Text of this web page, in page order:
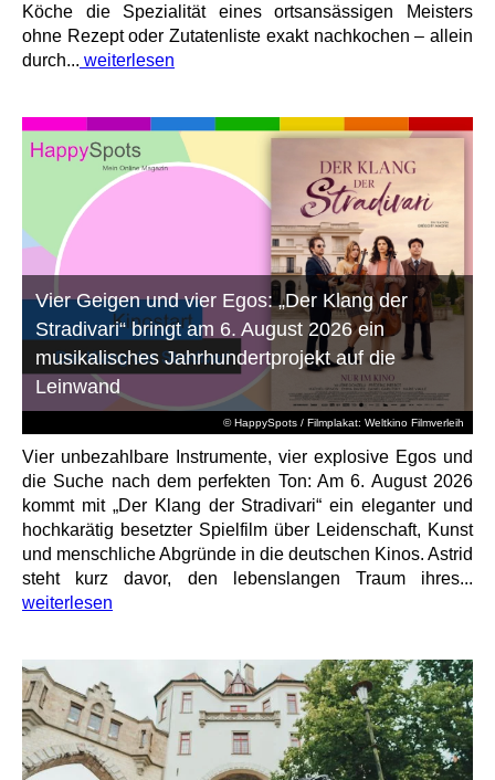
Köche die Spezialität eines ortsansässigen Meisters
ohne Rezept oder Zutatenliste exakt nachkochen – allein
durch... weiterlesen
© HappySpots / Filmplakat: Weltkino Filmverleih
Vier Geigen und vier Egos: „Der Klang der
Stradivari“ bringt am 6. August 2026 ein
musikalisches Jahrhundertprojekt auf die
Leinwand
Vier unbezahlbare Instrumente, vier explosive Egos und
die Suche nach dem perfekten Ton: Am 6. August 2026
kommt mit „Der Klang der Stradivari“ ein eleganter und
hochkarätig besetzter Spielfilm über Leidenschaft, Kunst
und menschliche Abgründe in die deutschen Kinos. Astrid
steht kurz davor, den lebenslangen Traum ihres...
weiterlesen